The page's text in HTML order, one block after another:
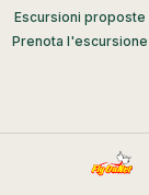
Escursioni proposte
Prenota l'escursione